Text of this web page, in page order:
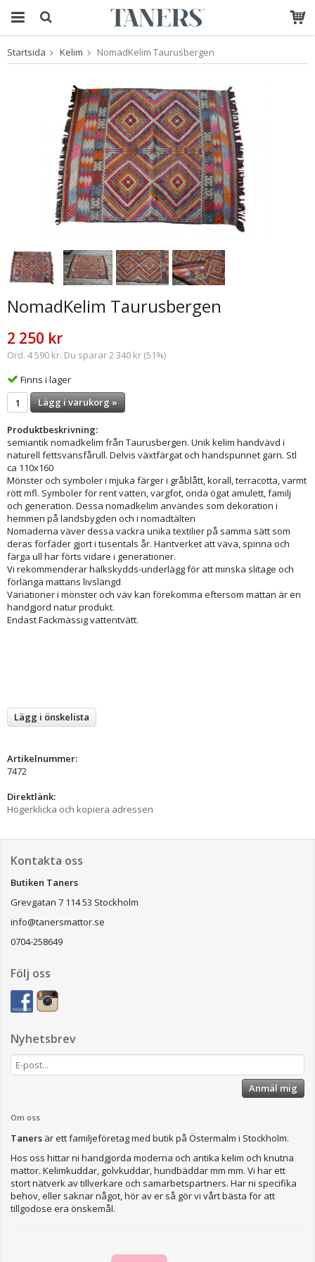
Produkten har blivit
tillagd i varukorgen
Startsida Kelim NomadKelim Taurusbergen
NomadKelim Taurusbergen
2 250 kr
Ord. 4 590 kr. Du sparar 2 340 kr (51%)
Finns i lager
Lägg i varukorg »
Produktbeskrivning:
semiantik nomadkelim från Taurusbergen. Unik kelim handvävd i
naturell fettsvansfårull. Delvis växtfärgat och handspunnet garn. Stl
ca 110x160
Mönster och symboler i mjuka färger i gråblått, korall, terracotta, varmt
rött mfl. Symboler för rent vatten, vargfot, onda ögat amulett, familj
och generation. Dessa nomadkelim användes som dekoration i
hemmen på landsbygden och i nomadtälten
Nomaderna väver dessa vackra unika textilier på samma sätt som
deras förfäder gjort i tusentals år. Hantverket att väva, spinna och
färga ull har förts vidare i generationer.
Vi rekommenderar halkskydds-underlägg för att minska slitage och
förlänga mattans livslängd
Variationer i mönster och väv kan förekomma eftersom mattan är en
handgjord natur produkt.
Endast Fackmässig vattentvätt.
Lägg i önskelista
Artikelnummer:
7472
Direktlänk:
Högerklicka och kopiera adressen
Kontakta oss
Butiken Taners
Grevgatan 7 114 53 Stockholm
info@tanersmattor.se
0704-258649
Följ oss
Nyhetsbrev
Anmäl mig
Om oss
Taners är ett familjeföretag med butik på Östermalm i Stockholm.
Hos oss hittar ni handgjorda moderna och antika kelim och knutna
mattor. Kelimkuddar, golvkuddar, hundbäddar mm mm. Vi har ett
stort nätverk av tillverkare och samarbetspartners. Har ni specifika
behov, eller saknar något, hör av er så gör vi vårt bästa för att
tillgodose era önskemål.